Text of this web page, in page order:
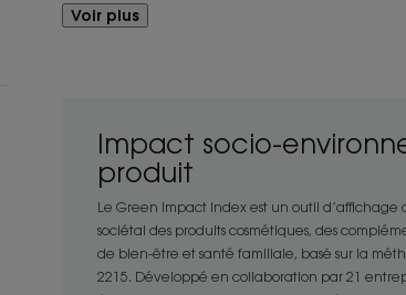
Parfaitement hydratée et démêlée, la
- Démêle : sa formule sensorielle
démêler instantanément les cheveux
- Hydrate : il hydrate en douceur la
- Illumine : illumine et révèle
naturels, méchés ou colorés.
Voir plus
Impact socio-
produit
Le Green Impact Index est un outil
sociétal des produits cosmétiques, des
de bien-être et santé familiale, basé sur la
2215. Développé en collaboration par 21